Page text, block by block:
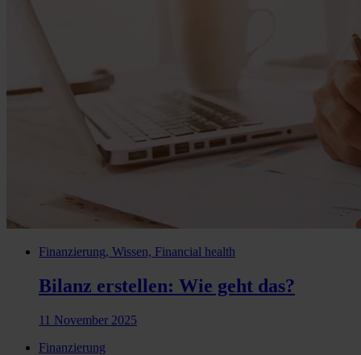
Finanzierung, Wissen, Financial health
Bilanz erstellen: Wie geht das?
11 November 2025
Finanzierung